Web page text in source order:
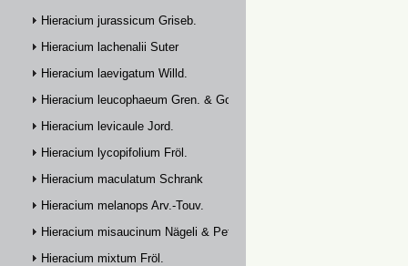
Hieracium jurassicum Griseb.
Hieracium lachenalii Suter
Hieracium laevigatum Willd.
Hieracium leucophaeum Gren. & Godr.
Hieracium levicaule Jord.
Hieracium lycopifolium Fröl.
Hieracium maculatum Schrank
Hieracium melanops Arv.-Touv.
Hieracium misaucinum Nägeli & Peter
Hieracium mixtum Fröl.